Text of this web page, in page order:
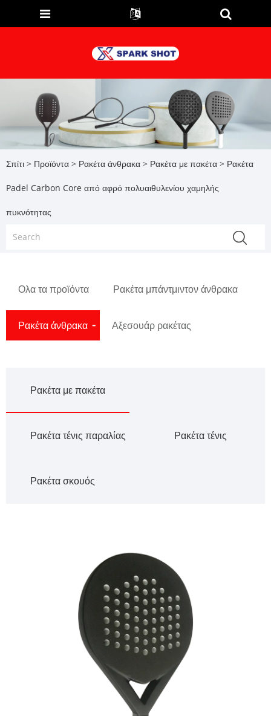
Σπίτι > Προϊόντα > Ρακέτα άνθρακα > Ρακέτα με πακέτα > Ρακέτα
Padel Carbon Core από αφρό πολυαιθυλενίου χαμηλής
πυκνότητας
Ολα τα προϊόντα Ρακέτα μπάντμιντον άνθρακα
Ρακέτα άνθρακα Αξεσουάρ ρακέτας
Ρακέτα με πακέτα
Ρακέτα τένις παραλίας Ρακέτα τένις
Ρακέτα σκουός